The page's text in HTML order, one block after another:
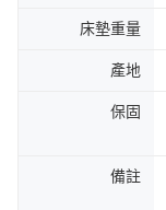
床墊重量
產地
保固
備註